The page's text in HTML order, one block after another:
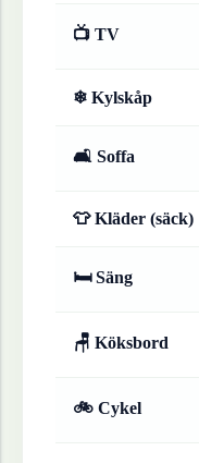
📺 TV
❄ Kylskåp
🛋 Soffa
👕 Kläder (säck)
🛏 Säng
🪑 Köksbord
🚲 Cykel